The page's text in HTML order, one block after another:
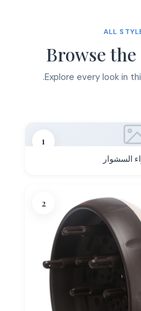
ALL
Browse
Explore every look in
1
السشوار
2